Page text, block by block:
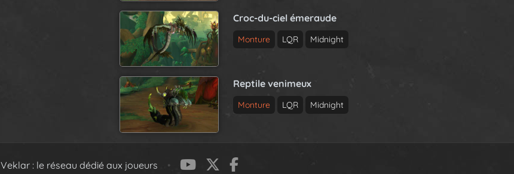
Croc-du-ciel émeraude
Monture LQR Midnight
Reptile venimeux
Monture LQR Midnight
Veklar : le réseau dédié aux joueurs •